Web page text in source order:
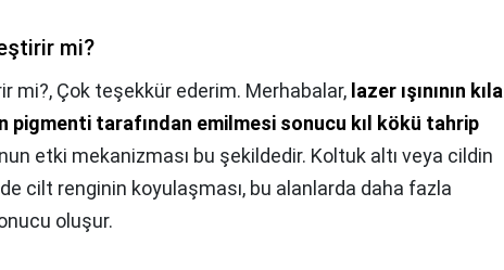
mi?
mi?, Çok teşekkür ederim. Merhabalar, lazer ışınının kıla
pigmenti tarafından emilmesi sonucu kıl kökü tahrip
etki mekanizması bu şekildedir. Koltuk altı veya cildin
cilt renginin koyulaşması, bu alanlarda daha fazla
oluşur.